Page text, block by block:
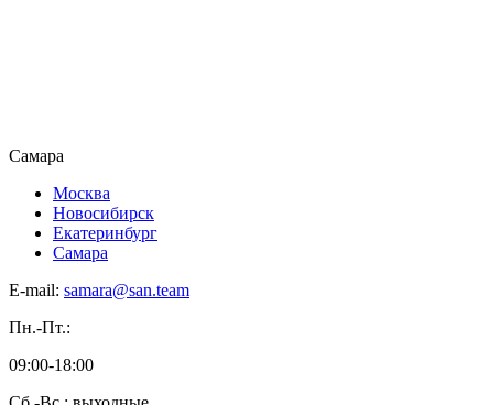
Самара
Москва
Новосибирск
Екатеринбург
Самара
E-mail: samara@san.team
Пн.-Пт.:
09:00-18:00